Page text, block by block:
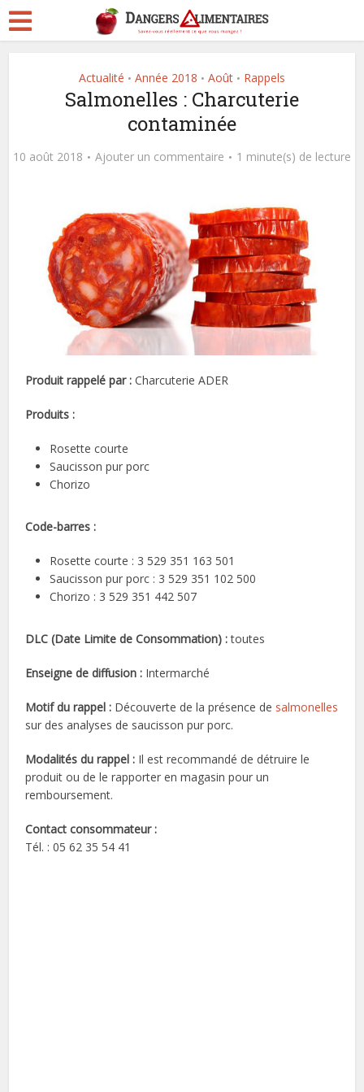
Actualité • Année 2018 • Août • Rappels
Salmonelles : Charcuterie
contaminée
10 août 2018 Ajouter un commentaire 1 minute(s) de lecture
Produit rappelé par : Charcuterie ADER
Produits :
Rosette courte
Saucisson pur porc
Chorizo
Code-barres :
Rosette courte : 3 529 351 163 501
Saucisson pur porc : 3 529 351 102 500
Chorizo : 3 529 351 442 507
DLC (Date Limite de Consommation) :toutes
Enseigne de diffusion : Intermarché
Motif du rappel : Découverte de la présence de salmonelles
sur des analyses de saucisson pur porc.
Modalités du rappel : Il est recommandé de détruire le
produit ou de le rapporter en magasin pour un
remboursement.
Contact consommateur :
Tél. : 05 62 35 54 41